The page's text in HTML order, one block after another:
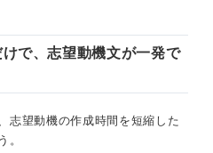
で、志望動機文が一発で
志望動機の作成時間を短縮した
。
込むときの注意点